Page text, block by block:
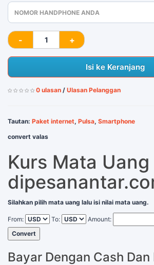
Isi ke Keranjang
0 ulasan / Ulasan Pelanggan
Tautan: Paket internet, Pulsa, Smartphone
convert valas
Kurs Mata Uang
Silahkan pilih mata uang lalu isi nilai mata uang.
From: To:
Amount:
Convert
Bayar Dengan Cash